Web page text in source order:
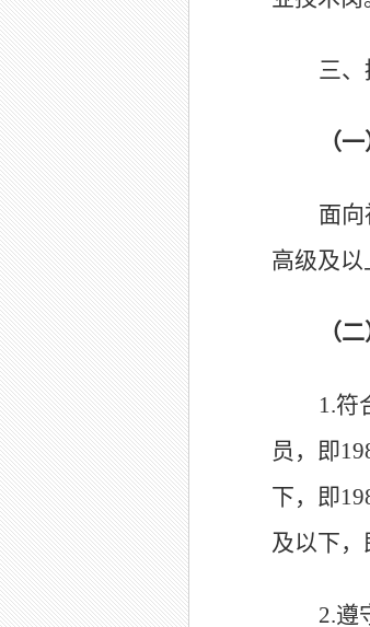
三
（
面
高级及以
（
1.符
员，即
下，即
及以下，
2.遵